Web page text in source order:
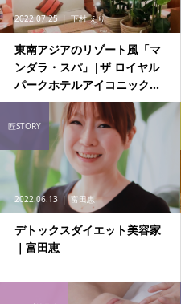
2022.07.25 下村 えり
東南アジアのリゾート風「マ
ンダラ・スパ」|ザ ロイヤル
パークホテルアイコニック...
2022.06.13 富田恵
デトックスダイエット美容家
｜富田恵
匠STORY